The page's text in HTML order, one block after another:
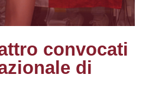
convocati
di